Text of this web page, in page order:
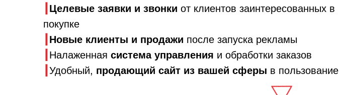
Целевые заявки и звонки от клиентов заинтересованных в
покупке
Новые клиенты и продажи после запуска рекламы
Налаженная система управления и обработки заказов
Удобный, продающий сайт из вашей сферы в пользование